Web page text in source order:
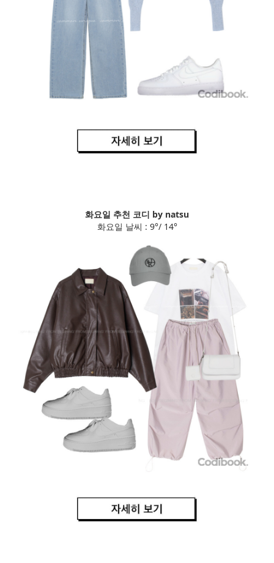
화요일 추천 코디 by natsu
화요일 날씨 : 9°/ 14°